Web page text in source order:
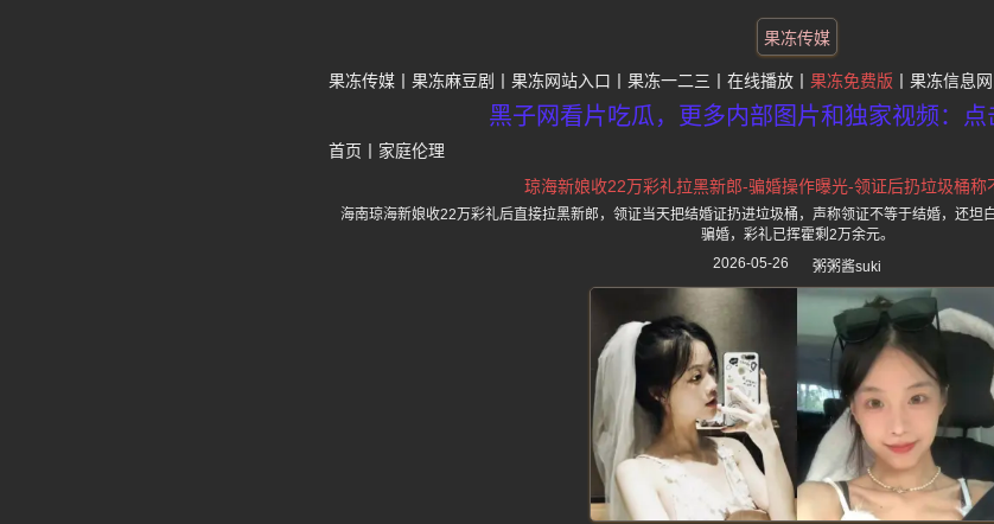
果冻传媒
果冻传媒 果冻麻豆剧 果冻网站入口 果冻一二三 在线播放 果冻免费版 果冻信息网
黑子网看片吃瓜，更多内部图片和独家视频：
首页 家庭伦理
琼海新娘收22万彩礼拉黑新郎-骗婚操作曝光-领证后扔垃圾桶称
海南琼海新娘收22万彩礼后直接拉黑新郎，领证当天把结婚证扔进垃圾桶，声称领证不等于结婚，还坦
骗婚，彩礼已挥霍剩2万余元。
2026-05-26
粥粥酱suki